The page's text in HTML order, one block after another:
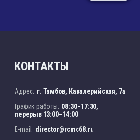
КОНТАКТЫ
Адрес: г. Тамбов, Кавалерийская, 7а
График работы: 08:30–17:30,
перерыв 13:00–14:00
E-mail: director@rcmc68.ru